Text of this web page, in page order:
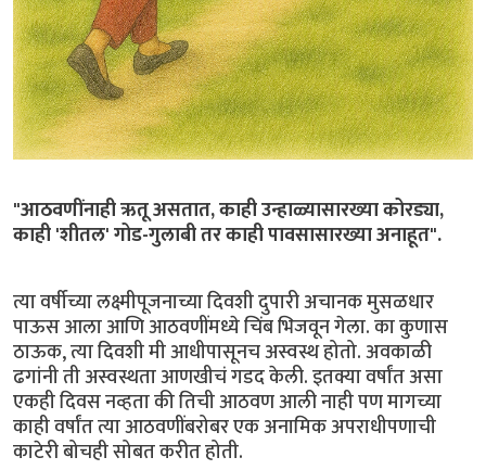
"आठवणींनाही ऋतू असतात, काही उन्हाळ्यासारख्या कोरड्या,
काही 'शीतल' गोड-गुलाबी तर काही पावसासारख्या अनाहूत".
त्या वर्षीच्या लक्ष्मीपूजनाच्या दिवशी दुपारी अचानक मुसळधार
पाऊस आला आणि आठवणींमध्ये चिंब भिजवून गेला. का कुणास
ठाऊक, त्या दिवशी मी आधीपासूनच अस्वस्थ होतो. अवकाळी
ढगांनी ती अस्वस्थता आणखीचं गडद केली. इतक्या वर्षांत असा
एकही दिवस नव्हता की तिची आठवण आली नाही पण मागच्या
काही वर्षांत त्या आठवणींबरोबर एक अनामिक अपराधीपणाची
काटेरी बोचही सोबत करीत होती.